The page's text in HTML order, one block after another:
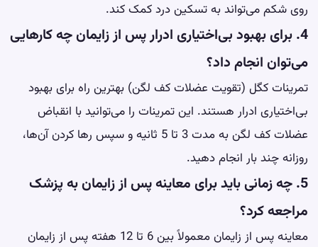
روی شکم می‌تواند به تسکین درد کمک کند.
4. برای بهبود بی‌اختیاری ادرار پس از زایمان چه کارهایی
می‌توان انجام داد؟
تمرینات کگل (تقویت عضلات کف لگن) بهترین راه برای بهبود
بی‌اختیاری ادرار هستند. این تمرینات را می‌توانید با انقباض
عضلات کف لگن به مدت 3 تا 5 ثانیه و سپس رها کردن آن‌ها،
روزانه چند بار انجام دهید.
5. چه زمانی باید برای معاینه پس از زایمان به پزشک
مراجعه کرد؟
معاینه پس از زایمان معمولاً بین 6 تا 12 هفته پس از زایمان